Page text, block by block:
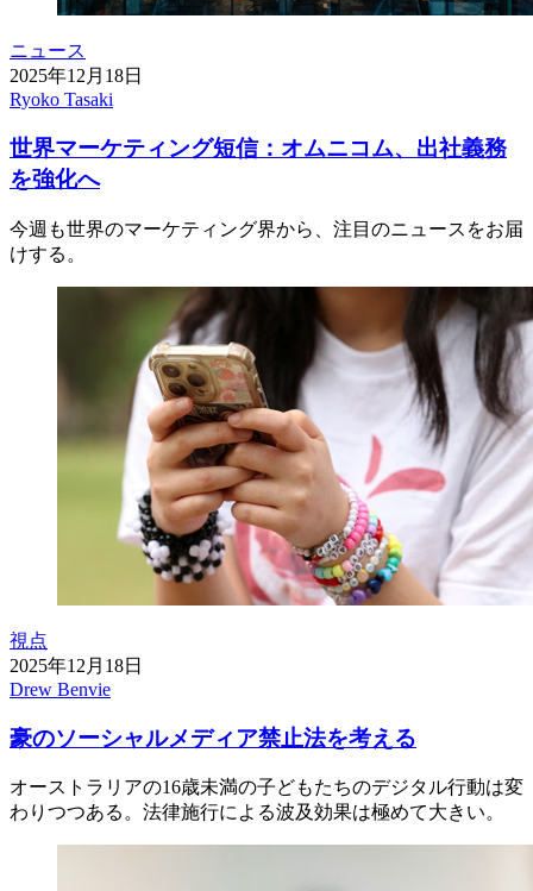
ニュース
2025年12月18日
Ryoko Tasaki
世界マーケティング短信：オムニコム、出社義務
を強化へ
今週も世界のマーケティング界から、注目のニュースをお届
けする。
視点
2025年12月18日
Drew Benvie
豪のソーシャルメディア禁止法を考える
オーストラリアの16歳未満の子どもたちのデジタル行動は変
わりつつある。法律施行による波及効果は極めて大きい。